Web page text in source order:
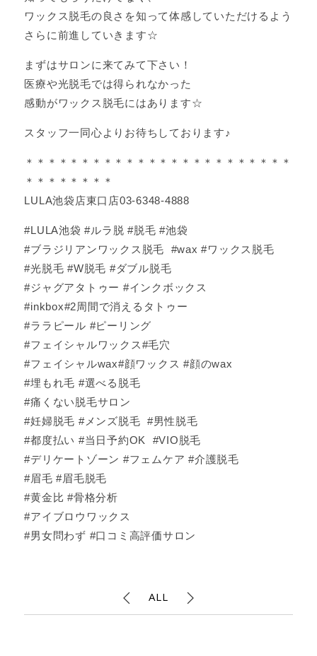
ワックス脱毛の良さを知って体感していただけるよう
さらに前進していきます☆
まずはサロンに来てみて下さい！
医療や光脱毛では得られなかった
感動がワックス脱毛にはあります☆
スタッフ一同心よりお待ちしております♪
＊＊＊＊＊＊＊＊＊＊＊＊＊＊＊＊＊＊＊＊＊＊＊＊
＊＊＊＊＊＊＊＊
LULA池袋店東口店03-6348-4888
#LULA池袋 #ルラ脱 #脱毛 #池袋
#ブラジリアンワックス脱毛 #wax #ワックス脱毛
#光脱毛 #W脱毛 #ダブル脱毛
#ジャグアタトゥー #インクボックス
#inkbox#2周間で消えるタトゥー
#ララピール #ピーリング
#フェイシャルワックス#毛穴
#フェイシャルwax#顔ワックス #顔のwax
#埋もれ毛 #選べる脱毛
#痛くない脱毛サロン
#妊婦脱毛 #メンズ脱毛 #男性脱毛
#都度払い #当日予約OK #VIO脱毛
#デリケートゾーン #フェムケア #介護脱毛
#眉毛 #眉毛脱毛
#黄金比 #骨格分析
#アイブロウワックス
#男女問わず #口コミ高評価サロン
ALL